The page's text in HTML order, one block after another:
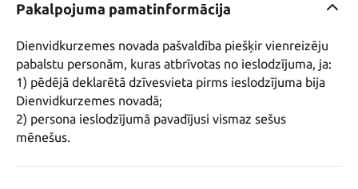
Pakalpojuma pamatinformācija
Dienvidkurzemes novada pašvaldība piešķir vienreizēju
pabalstu personām, kuras atbrīvotas no ieslodzījuma, ja:
1) pēdējā deklarētā dzīvesvieta pirms ieslodzījuma bija
Dienvidkurzemes novadā;
2) persona ieslodzījumā pavadījusi vismaz sešus
mēnešus.